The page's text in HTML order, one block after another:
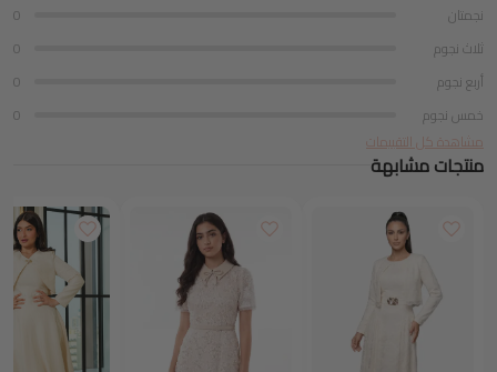
نجمتان
0
ثلاث نجوم
0
أربع نجوم
0
خمس نجوم
0
مشاهدة كل التقييمات
منتجات مشابهة